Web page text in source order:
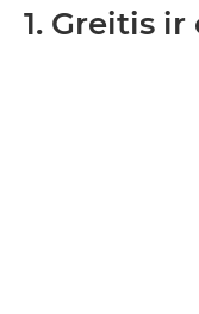
1. Greitis